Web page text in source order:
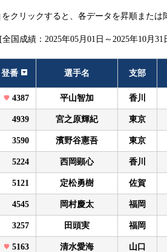
をクリックすると、各データを昇順または
[全国成績：2025年05月01日～2025年10月
登番 選手名 支部
4387 平山智加 香川
4939 宮之原輝紀 東京
3590 濱野谷憲吾 東京
5224 西岡顕心 香川
5121 定松勇樹 佐賀
4545 岡村慶太 福岡
3257 田頭実 福岡
5163 清水愛海 山口